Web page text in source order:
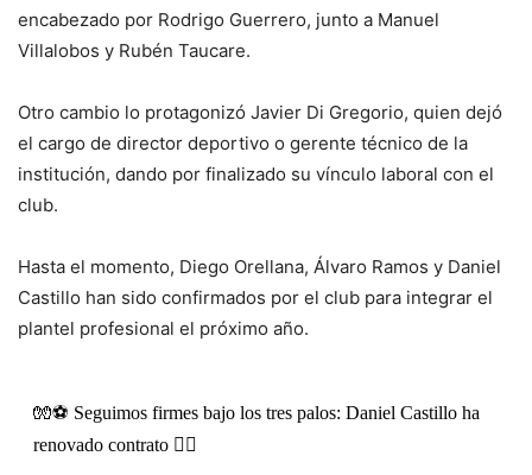
encabezado por Rodrigo Guerrero, junto a Manuel
Villalobos y Rubén Taucare.
Otro cambio lo protagonizó Javier Di Gregorio, quien dejó
el cargo de director deportivo o gerente técnico de la
institución, dando por finalizado su vínculo laboral con el
club.
Hasta el momento, Diego Orellana, Álvaro Ramos y Daniel
Castillo han sido confirmados por el club para integrar el
plantel profesional el próximo año.
🧤⚽ Seguimos firmes bajo los tres palos: Daniel Castillo ha
renovado contrato ✍🏻